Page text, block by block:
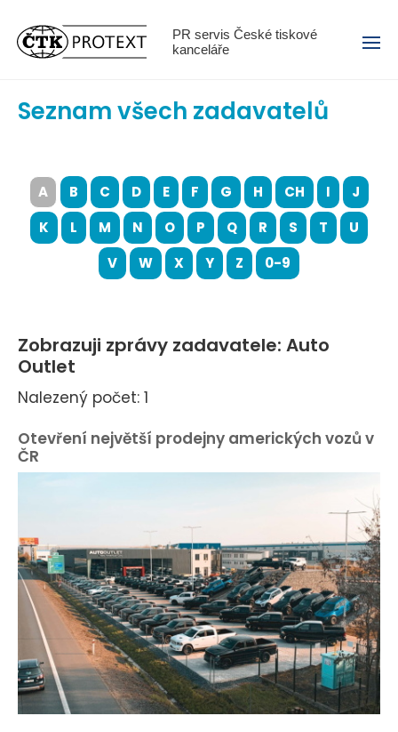
PR servis České tiskové
kanceláře
Menu
Seznam všech zadavatelů
A B C D E F G H CH I
J
K
L M N O P Q R S T
U
V
W X Y Z 0-9
Zobrazuji zprávy zadavatele: Auto
Outlet
Nalezený počet: 1
Otevření největší prodejny amerických vozů v
ČR